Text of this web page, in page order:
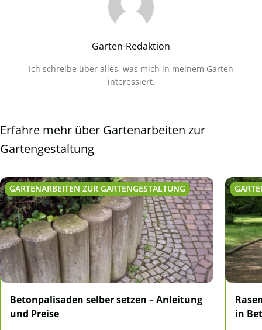
Garten-Redaktion
Ich schreibe über alles, was mich in meinem Garten
interessiert.
Erfahre mehr über Gartenarbeiten zur
Gartengestaltung
GARTENARBEITEN ZUR GARTENGESTALTUNG
Betonpalisaden selber setzen – Anleitung
und Preise
in